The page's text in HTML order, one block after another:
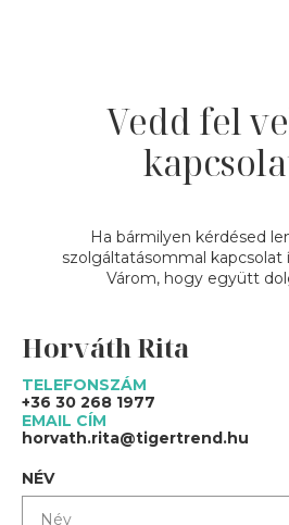
Vedd fel
Ha bármilyen kérdésed
szolgáltatásommal kapcsolat
Várom, hogy együtt
Horváth Rita
TELEFONSZÁM
+36 30 268 1977
EMAIL CÍM
horvath.rita@tigertrend.hu
NÉV